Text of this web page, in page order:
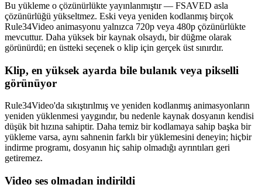
Bu yükleme o çözünürlükte yayınlanmıştır — FSAVED asla
çözünürlüğü yükseltmez. Eski veya yeniden kodlanmış birçok
Rule34Video animasyonu yalnızca 720p veya 480p çözünürlükte
mevcuttur. Daha yüksek bir kaynak olsaydı, bir düğme olarak
görünürdü; en üstteki seçenek o klip için gerçek üst sınırdır.
Klip, en yüksek ayarda bile bulanık veya pikselli
görünüyor
Rule34Video'da sıkıştırılmış ve yeniden kodlanmış animasyonların
yeniden yüklenmesi yaygındır, bu nedenle kaynak dosyanın kendisi
düşük bit hızına sahiptir. Daha temiz bir kodlamaya sahip başka bir
yükleme varsa, aynı sahnenin farklı bir yüklemesini deneyin; hiçbir
indirme programı, dosyanın hiç sahip olmadığı ayrıntıları geri
getiremez.
Video ses olmadan indirildi